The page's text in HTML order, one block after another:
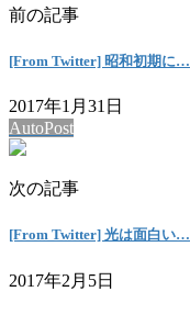
前の記事
[From Twitter] 昭和初期に…
2017年1月31日
AutoPost
次の記事
[From Twitter] 光は面白い…
2017年2月5日